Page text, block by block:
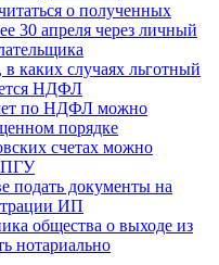
о полученных
30 апреля через личный
каких случаях льготный
НДФЛ
по НДФЛ можно
порядке
счетах можно
подать документы на
ИП
общества о выходе из
нотариально